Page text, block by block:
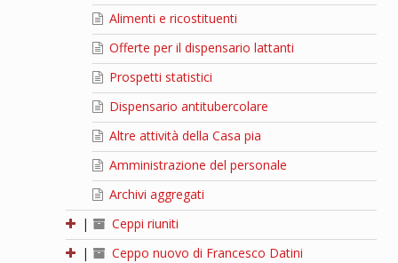
Alimenti e ricostituenti
Offerte per il dispensario lattanti
Prospetti statistici
Dispensario antitubercolare
Altre attività della Casa pia
Amministrazione del personale
Archivi aggregati
|
Ceppi riuniti
|
Ceppo nuovo di Francesco Datini